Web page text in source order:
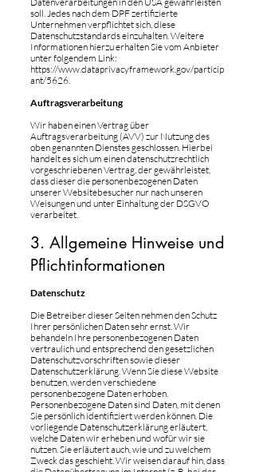
soll. Jedes nach dem DPF zertifizierte
Unternehmen verpflichtet sich, diese
Datenschutzstandards einzuhalten. Weitere
Informationen hierzu erhalten Sie vom Anbieter
unter folgendem Link:
https://www.dataprivacyframework.gov/particip
ant/5626.
Auftragsverarbeitung
Wir haben einen Vertrag über
Auftragsverarbeitung (AVV) zur Nutzung des
oben genannten Dienstes geschlossen. Hierbei
handelt es sich um einen datenschutzrechtlich
vorgeschriebenen Vertrag, der gewährleistet,
dass dieser die personenbezogenen Daten
unserer Websitebesucher nur nach unseren
Weisungen und unter Einhaltung der DSGVO
verarbeitet.
3. Allgemeine Hinweise und
Pflichtinformationen
Datenschutz
Die Betreiber dieser Seiten nehmen den Schutz
Ihrer persönlichen Daten sehr ernst. Wir
behandeln Ihre personenbezogenen Daten
vertraulich und entsprechend den gesetzlichen
Datenschutzvorschriften sowie dieser
Datenschutzerklärung. Wenn Sie diese Website
benutzen, werden verschiedene
personenbezogene Daten erhoben.
Personenbezogene Daten sind Daten, mit denen
Sie persönlich identifiziert werden können. Die
vorliegende Datenschutzerklärung erläutert,
welche Daten wir erheben und wofür wir sie
nutzen. Sie erläutert auch, wie und zu welchem
Zweck das geschieht. Wir weisen darauf hin, dass